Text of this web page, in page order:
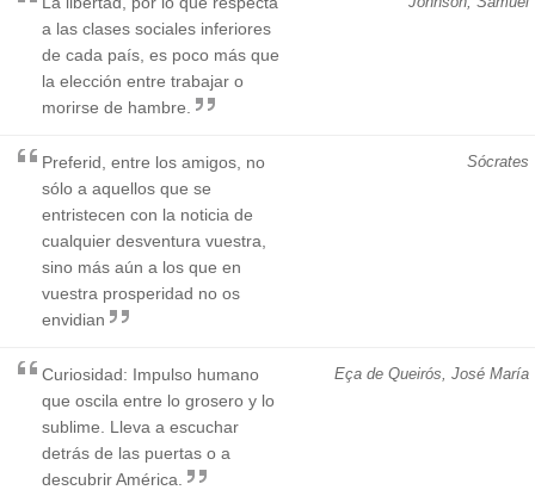
a las clases sociales inferiores
de cada país, es poco más que
la elección entre trabajar o
morirse de hambre.
Sócrates
Preferid, entre los amigos, no
sólo a aquellos que se
entristecen con la noticia de
cualquier desventura vuestra,
sino más aún a los que en
vuestra prosperidad no os
envidian
Eça de Queirós, José María
Curiosidad: Impulso humano
que oscila entre lo grosero y lo
sublime. Lleva a escuchar
detrás de las puertas o a
descubrir América.